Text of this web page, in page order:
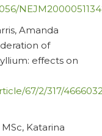
Amanda
of
effects on
67/2/317/
Katarina